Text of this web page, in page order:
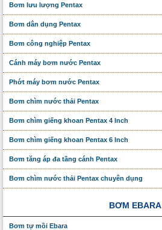
Bơm lưu lượng Pentax
Bơm dân dụng Pentax
Bơm công nghiệp Pentax
Cánh máy bơm nước Pentax
Phớt máy bơm nước Pentax
Bơm chìm nước thải Pentax
Bơm chìm giếng khoan Pentax 4 Inch
Bơm chìm giếng khoan Pentax 6 Inch
Bơm tăng áp đa tầng cánh Pentax
Bơm chìm nước thải Pentax chuyên dụng
BƠM EBARA
Bơm tự mồi Ebara